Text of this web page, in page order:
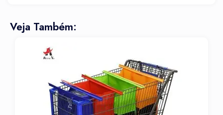
Veja Também: